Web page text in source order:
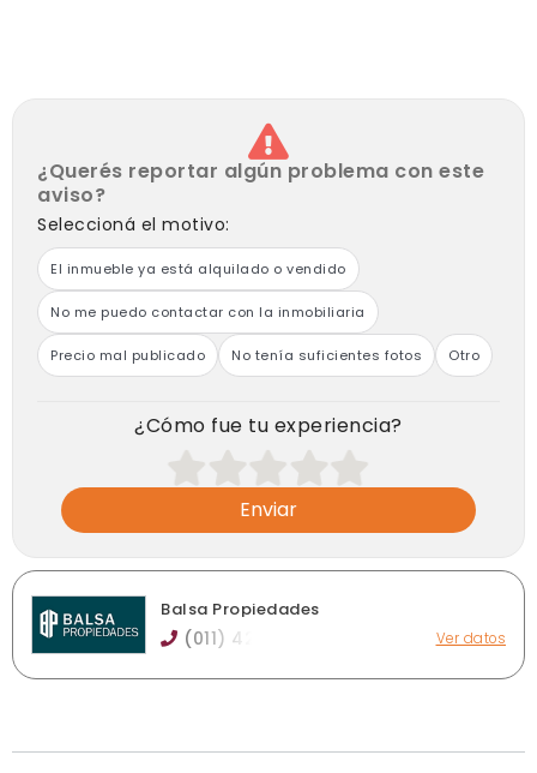
¿Querés reportar algún problema con este
aviso?
Seleccioná el motivo:
El inmueble ya está alquilado o vendido
No me puedo contactar con la inmobiliaria
Precio mal publicado No tenía suficientes fotos Otro
¿Cómo fue tu experiencia?
Enviar
Balsa Propiedades
(011) 42 Ver datos